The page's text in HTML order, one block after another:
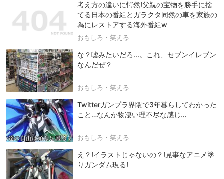
考え方の違いに愕然!父親の宝物を勝手に捨
てる日本の番組とガラクタ同然の車を家族の
為にレストアする海外番組w
おもしろ・笑える
な？嘘みたいだろ...。これ、セブンイレブン
なんだぜ？
おもしろ・笑える
Twitterガンプラ界隈で3年暮らしてわかった
こと…なんか物凄い理不尽な感じ…
おもしろ・笑える
え？!イラストじゃないの？!見事なアニメ塗
りガンダム現る!